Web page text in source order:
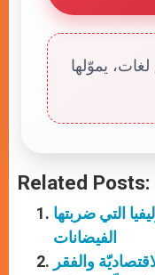
يموّلها
Related Posts:
التي ضربتها
الفيضانات
والفقر